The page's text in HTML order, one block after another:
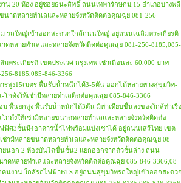
น 20 ห้อง อยู่ซอยธนะสิทธิ์ ถนนเทพารักษกม.15 อำเภอบางพลี
นาดหลายทำเลและหลายจังหวัดติดต่อคุณฉุย 081-256-
ม รถใหญ่เข้าออกสะดวกใกล้ถนนใหญ่ อยู่ถนนเฉลิมพระเกียรติ
าดหลายทำเลและหลายจังหวัดติดต่อคุณฉุย 081-256-8185,085-
ระเกียรติ เขตประเวศ กรุงเทพ เช่าเดือนละ 60,000 บาท
8185,085-846-3366
รสูง15เมตร พื้นรับน้ำหนักได้3-5ตัน ออกได้หลายทางสุขุมวิท-
โกดังให้เช่ามีหลายทำเลติดต่อคุณฉุย 085-846-3366
ม พื้นยกสูง พื้นรับน้ำหนักได้3ตัน มีท่าเทียบขึ้นลงของใกล้ท่าเรื
กดังให้เช่ามีหลายขนาดหลายทำเลและหลายจังหวัดติดต่อ
ฟฟิศ3ชั้นมี4อาคารน้ำไฟพร้อมแบ่งเช่าได้ อยู่ถนนเสรีไทย เขต
เช่ามีหลายขนาดหลายทำเลและหลายจังหวัดติดต่อคุณฉุย 08
ยนอก 2 ห้องบันไดขึ้นชั้น2 แยกออกจากตัวชั้นล่าง ถนน
าดหลายทำเลและหลายจังหวัดติดต่อคุณฉุย 085-846-3366,08
นงาน ใกล้รถไฟฟ้าBTS อยู่ถนนสุขุมวิทรถใหญ่เข้าออกสะดว